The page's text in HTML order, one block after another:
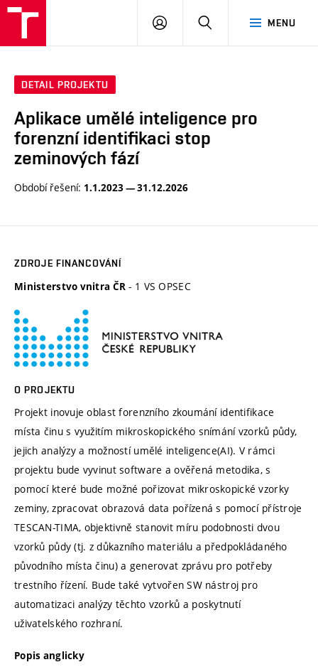
MENU
PŘIHLÁSIT
DETAIL PROJEKTU
Aplikace umělé inteligence pro
forenzní identifikaci stop
zeminových fází
Období řešení: 1.1.2023 — 31.12.2026
ZDROJE FINANCOVÁNÍ
Ministerstvo vnitra ČR - 1 VS OPSEC
O PROJEKTU
Projekt inovuje oblast forenzního zkoumání identifikace
místa činu s využitím mikroskopického snímání vzorků půdy,
jejich analýzy a možností umělé inteligence(AI). V rámci
projektu bude vyvinut software a ověřená metodika, s
pomocí které bude možné pořizovat mikroskopické vzorky
zeminy, zpracovat obrazová data pořízená s pomocí přístroje
TESCAN-TIMA, objektivně stanovit míru podobnosti dvou
vzorků půdy (tj. z důkazního materiálu a předpokládaného
původního místa činu) a generovat zprávu pro potřeby
trestního řízení. Bude také vytvořen SW nástroj pro
automatizaci analýzy těchto vzorků a poskytnutí
uživatelského rozhraní.
Popis anglicky